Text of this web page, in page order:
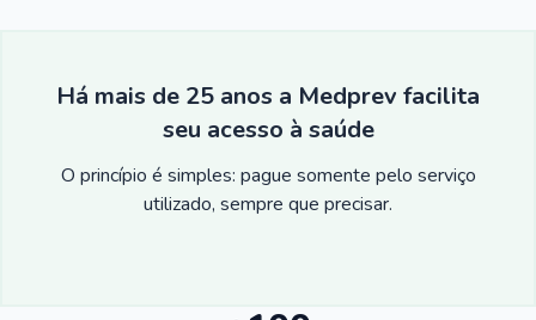
Há mais de 25 anos a Medprev facilita
seu acesso à saúde
O princípio é simples: pague somente pelo serviço
utilizado, sempre que precisar.